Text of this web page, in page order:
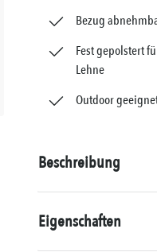
Bezug
Fest gepolstert
Lehne
Outdoor
Beschreibung
Eigenschaften